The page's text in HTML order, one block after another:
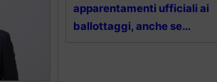
apparentamenti ufficiali ai
ballottaggi, anche se…